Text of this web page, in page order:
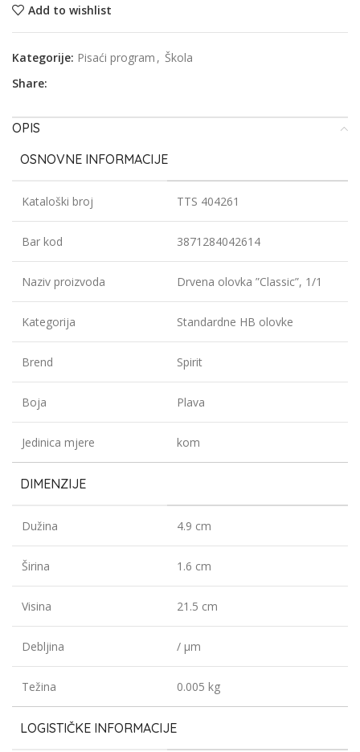
Add to wishlist
Kategorije: Pisaći program , Škola
Share:
OPIS
OSNOVNE INFORMACIJE
Kataloški broj TTS 404261
Bar kod 3871284042614
Naziv proizvoda Drvena olovka ”Classic”, 1/1
Kategorija Standardne HB olovke
Brend Spirit
Boja Plava
Jedinica mjere kom
DIMENZIJE
Dužina 4.9 cm
Širina 1.6 cm
Visina 21.5 cm
Debljina / µm
Težina 0.005 kg
LOGISTIČKE INFORMACIJE